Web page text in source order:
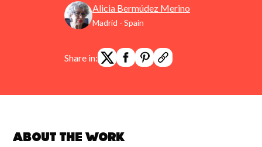
Alicia Bermúdez Merino
Madrid - Spain
Share in:
About the work